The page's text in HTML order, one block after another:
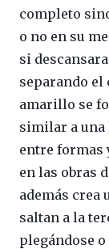
completo
o no en su
si
separando
amarillo se
similar a una
entre formas
en las obras
además crea
saltan a la
plegándose